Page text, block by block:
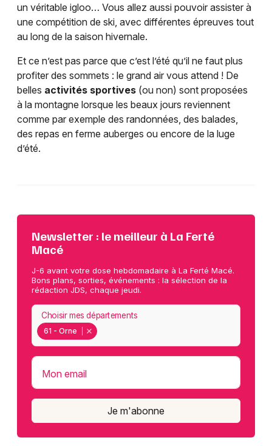
un véritable igloo… Vous allez aussi pouvoir assister à
une compétition de ski, avec différentes épreuves tout
au long de la saison hivernale.
Et ce n’est pas parce que c’est l’été qu’il ne faut plus
profiter des sommets : le grand air vous attend ! De
belles activités sportives (ou non) sont proposées
à la montagne lorsque les beaux jours reviennent
comme par exemple des randonnées, des balades,
des repas en ferme auberges ou encore de la luge
d’été.
Newsletter : le meilleur à La Ferté
Macé
J-6 avant votre dose hebdomadaire à La Ferté Macé.
Bons plans, sorties, événements : la sélection de la
rédaction JDS, chaque jeudi.
61 - Orne
Choisir mes départements
Mon email
Je m'abonne